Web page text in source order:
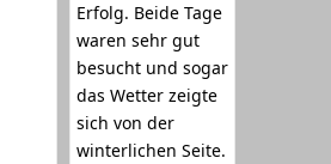
Erfolg. Beide Tage
waren sehr gut
besucht und sogar
das Wetter zeigte
sich von der
winterlichen Seite.